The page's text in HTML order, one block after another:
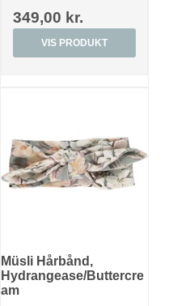
349,00 kr.
VIS PRODUKT
Müsli Hårbånd,
Hydrangease/Buttercre
am